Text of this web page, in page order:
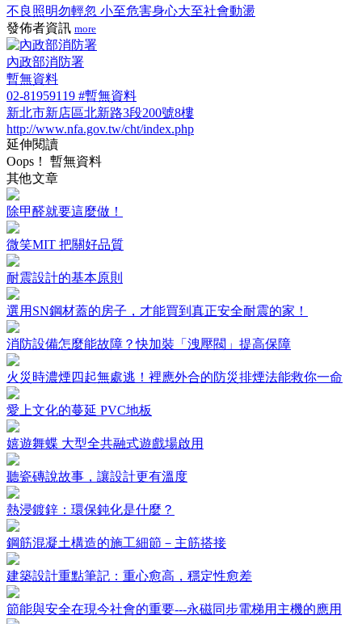
不良照明勿輕忽 小至危害身心大至社會動盪
發佈者資訊 more
內政部消防署
暫無資料
02-81959119 #暫無資料
新北市新店區北新路3段200號8樓
http://www.nfa.gov.tw/cht/index.php
延伸閱讀
Oops！ 暫無資料
其他文章
除甲醛就要這麼做！
微笑MIT 把關好品質
耐震設計的基本原則
選用SN鋼材蓋的房子，才能買到真正安全耐震的家！
消防設備怎麼能故障？快加裝「洩壓閥」提高保障
火災時濃煙四起無處逃！裡應外合的防災排煙法能救你一命
愛上文化的蔓延 PVC地板
嬉遊舞蝶 大型全共融式遊戲場啟用
聽瓷磚說故事，讓設計更有溫度
熱浸鍍鋅：環保鈍化是什麼？
鋼筋混凝土構造的施工細節－主筋搭接
建築設計重點筆記：重心愈高，穩定性愈差
節能與安全在現今社會的重要---永磁同步電梯用主機的應用